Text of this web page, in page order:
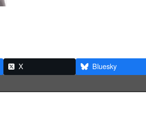
ク ク ク
X Bluesky